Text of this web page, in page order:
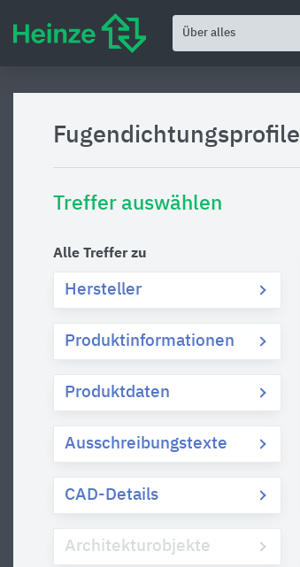
Über alles
Fugendichtungsprofile
Treffer auswählen
Alle Treffer zu
Hersteller
Produktinformationen
Produktdaten
Ausschreibungstexte
CAD-Details
Architekturobjekte